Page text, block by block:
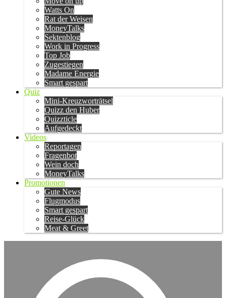
Watts On
Rat der Weisen
MoneyTalks
Sektenblog
Work in Progress
Top Job
Zugestiegen
Madame Energie
Smart gespart
Quiz
Mini-Kreuzworträtsel
Quizz den Huber
Quizzticle
Aufgedeckt
Videos
Reportagen
Fragenbot
Wein doch
MoneyTalks
Promotionen
Gute News
Flugmodus
Smart gespart
Reise-Glück
Meat & Greet